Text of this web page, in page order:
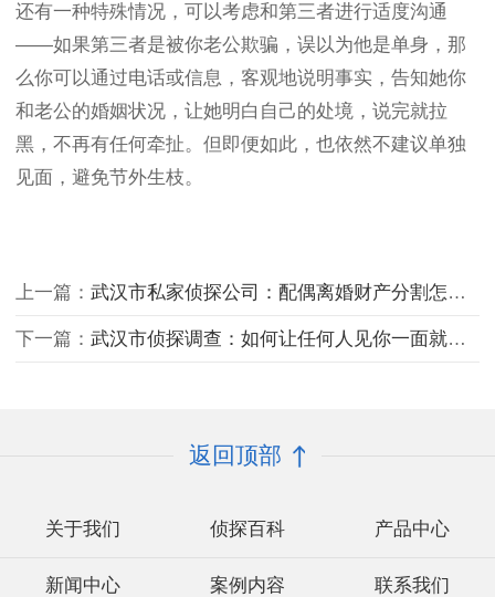
还有一种特殊情况，可以考虑和第三者进行适度沟通
——如果第三者是被你老公欺骗，误以为他是单身，那
么你可以通过电话或信息，客观地说明事实，告知她你
和老公的婚姻状况，让她明白自己的处境，说完就拉
黑，不再有任何牵扯。但即便如此，也依然不建议单独
见面，避免节外生枝。
上一篇： 武汉市私家侦探公司：配偶离婚财产分割怎么分
下一篇： 武汉市侦探调查：如何让任何人见你一面就记住你？
返回顶部
关于我们 侦探百科 产品中心
新闻中心 案例内容 联系我们